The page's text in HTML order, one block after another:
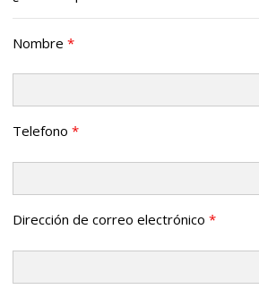
Nombre*
Telefono*
Dirección de correo electrónico*